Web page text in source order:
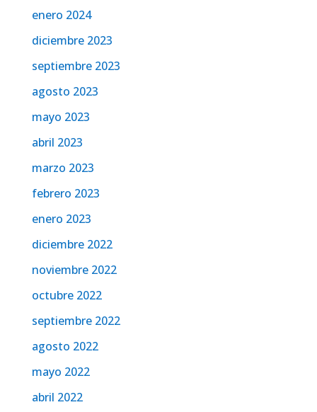
enero 2024
diciembre 2023
septiembre 2023
agosto 2023
mayo 2023
abril 2023
marzo 2023
febrero 2023
enero 2023
diciembre 2022
noviembre 2022
octubre 2022
septiembre 2022
agosto 2022
mayo 2022
abril 2022